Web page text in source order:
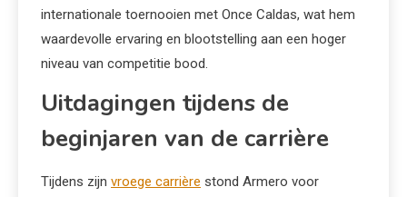
internationale toernooien met Once Caldas, wat hem
waardevolle ervaring en blootstelling aan een hoger
niveau van competitie bood.
Uitdagingen tijdens de
beginjaren van de carrière
Tijdens zijn vroege carrière stond Armero voor